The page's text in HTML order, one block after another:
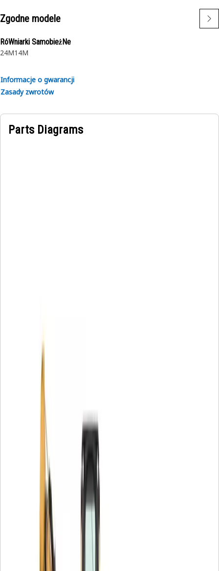
Zgodne modele
RóWniarki SamobieżNe
24M14M
Informacje o gwarancji
Zasady zwrotów
Parts Diagrams